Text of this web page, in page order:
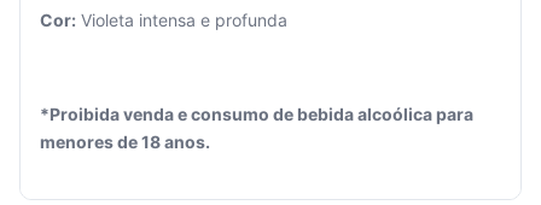
Cor: Violeta intensa e profunda
*Proibida venda e consumo de bebida alcoólica para
menores de 18 anos.